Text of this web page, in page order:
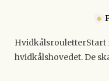
HvidkålsrouletterStart
hvidkålshovedet. De